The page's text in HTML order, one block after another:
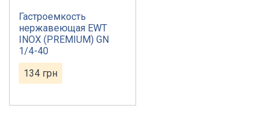
Гастроемкость
нержавеющая EWT
INOX (PREMIUM) GN
1/4-40
134 грн